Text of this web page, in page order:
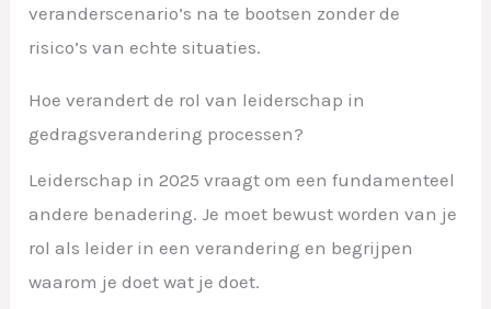
veranderscenario’s na te bootsen zonder de
risico’s van echte situaties.
Hoe verandert de rol van leiderschap in
gedragsverandering processen?
Leiderschap in 2025 vraagt om een fundamenteel
andere benadering. Je moet bewust worden van je
rol als leider in een verandering en begrijpen
waarom je doet wat je doet.